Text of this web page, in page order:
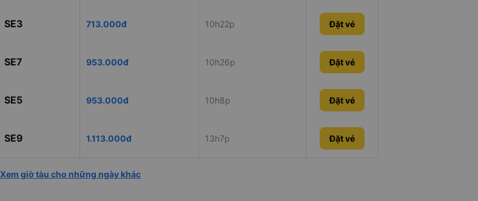
SE3 713.000đ 10h22p Đặt vé
SE7 953.000đ 10h26p Đặt vé
SE5 953.000đ 10h8p Đặt vé
SE9 1.113.000đ 13h7p Đặt vé
Xem giờ tàu cho những ngày khác